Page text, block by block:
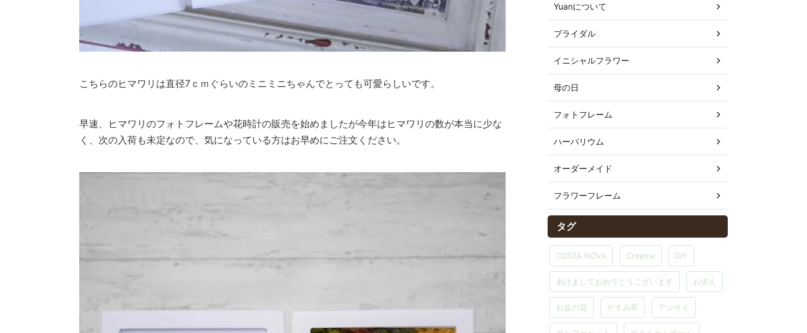
こちらのヒマワリは直径7ｃｍぐらいのミニミニちゃんでとっても可愛らしいです。
早速、ヒマワリのフォトフレームや花時計の販売を始めましたが今年はヒマワリの数が本当に少な
く、次の入荷も未定なので、気になっている方はお早めにご注文ください。
Yuanについて
ブライダル
イニシャルフラワー
母の日
フォトフレーム
ハーバリウム
オーダーメイド
フラワーフレーム
タグ
COSTA NOVA Creema DIY
あけましておめでとうございます お供え
お盆の花 かすみ草 アジサイ